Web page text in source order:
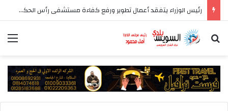
رئيس الوزراء يتفقد أعمال تطوير ورفع كفاءة مستشفى رأس الحكمة المركزي
بحث عن